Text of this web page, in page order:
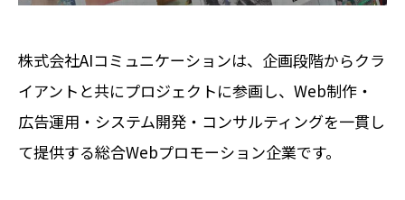
株式会社AIコミュニケーションは、企画段階からクラ
イアントと共にプロジェクトに参画し、Web制作・
広告運用・システム開発・コンサルティングを一貫し
て提供する総合Webプロモーション企業です。